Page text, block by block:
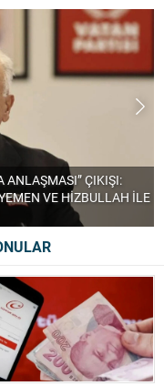
ANLAŞMASI” ÇIKIŞI:
VE HİZBULLAH İLE